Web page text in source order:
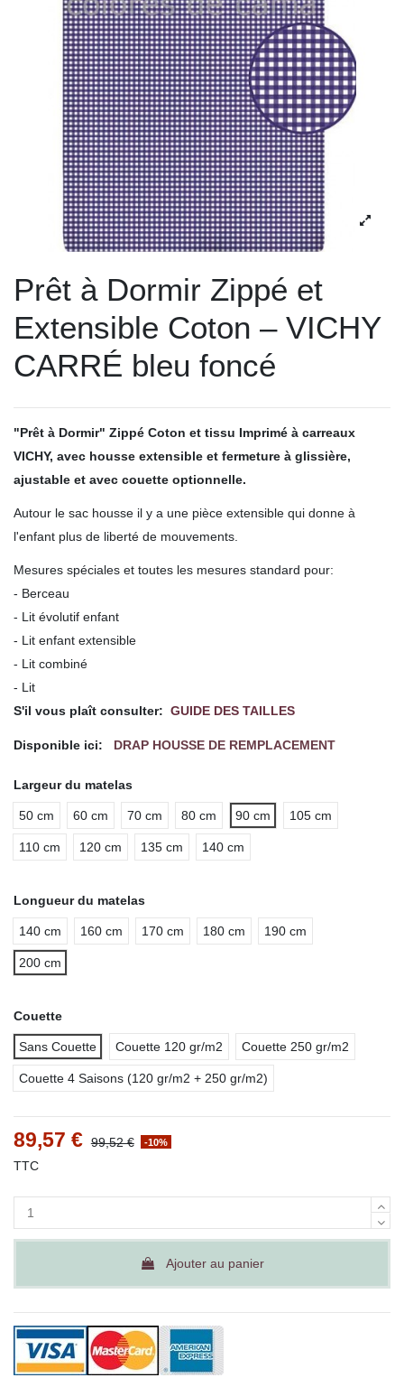
Prêt à Dormir Zippé et
Extensible Coton – VICHY
CARRÉ bleu foncé
"Prêt à Dormir" Zippé Coton et tissu Imprimé à carreaux
VICHY, avec housse extensible et fermeture à glissière,
ajustable et avec couette optionnelle.
Autour le sac housse il y a une pièce extensible qui donne à
l'enfant plus de liberté de mouvements.
Mesures spéciales et toutes les mesures standard pour:
- Berceau
- Lit évolutif enfant
- Lit enfant extensible
- Lit combiné
- Lit
S'il vous plaît consulter: GUIDE DES TAILLES
Disponible ici: DRAP HOUSSE DE REMPLACEMENT
Largeur du matelas
50 cm 60 cm 70 cm 80 cm 90 cm 105 cm
110 cm 120 cm 135 cm 140 cm
Longueur du matelas
140 cm 160 cm 170 cm 180 cm 190 cm
200 cm
Couette
Sans Couette Couette 120 gr/m2 Couette 250 gr/m2
Couette 4 Saisons (120 gr/m2 + 250 gr/m2)
89,57 € 99,52 € -10%
TTC
Ajouter au panier